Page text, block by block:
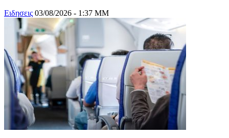
Ειδησεις 03/08/2026 - 1:37 ΜΜ